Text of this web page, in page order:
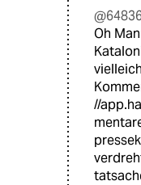
Oh
//